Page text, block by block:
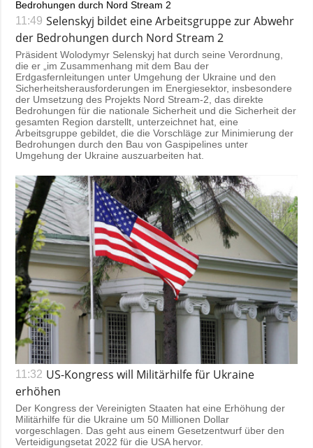
11:49 Selenskyj bildet eine Arbeitsgruppe zur Abwehr
der Bedrohungen durch Nord Stream 2
Präsident Wolodymyr Selenskyj hat durch seine Verordnung,
die er „im Zusammenhang mit dem Bau der
Erdgasfernleitungen unter Umgehung der Ukraine und den
Sicherheitsherausforderungen im Energiesektor, insbesondere
der Umsetzung des Projekts Nord Stream-2, das direkte
Bedrohungen für die nationale Sicherheit und die Sicherheit der
gesamten Region darstellt, unterzeichnet hat, eine
Arbeitsgruppe gebildet, die die Vorschläge zur Minimierung der
Bedrohungen durch den Bau von Gaspipelines unter
Umgehung der Ukraine auszuarbeiten hat.
11:32 US-Kongress will Militärhilfe für Ukraine
erhöhen
Der Kongress der Vereinigten Staaten hat eine Erhöhung der
Militärhilfe für die Ukraine um 50 Millionen Dollar
vorgeschlagen. Das geht aus einem Gesetzentwurf über den
Verteidigungsetat 2022 für die USA hervor.